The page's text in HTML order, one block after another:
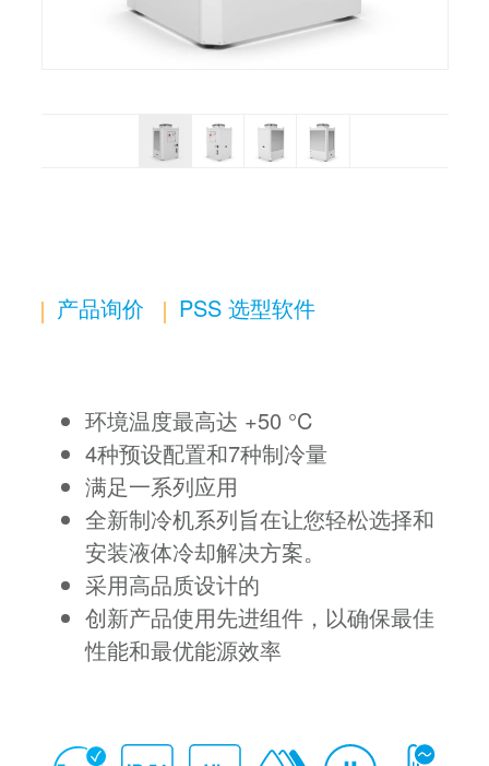
产品询价 PSS 选型软件
环境温度最高达 +50 °C
4种预设配置和7种制冷量
满足一系列应用
全新制冷机系列旨在让您轻松选择和
安装液体冷却解决方案。
采用高品质设计的
创新产品使用先进组件，以确保最佳
性能和最优能源效率